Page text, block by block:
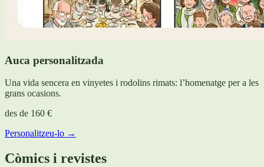
Auca personalitzada
Una vida sencera en vinyetes i rodolins rimats: l’homenatge per a les
grans ocasions.
des de 160 €
Personalitzeu-lo →
Còmics i revistes